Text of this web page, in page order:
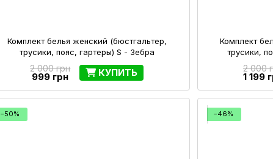
Комплект белья женский (бюстгальтер,
трусики, пояс, гартеры) S - Зебра
2 000 грн
999 грн КУПИТЬ
Комплект
трусики,
2 000
1 199
−50% −46%